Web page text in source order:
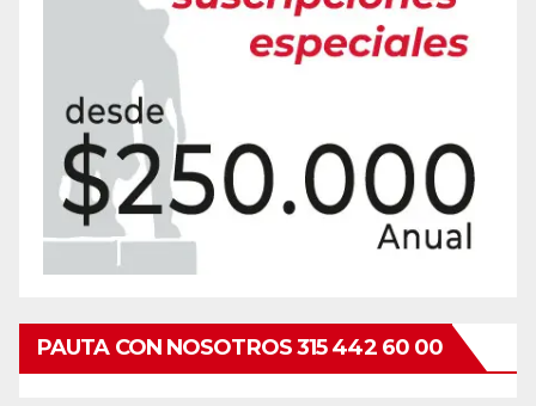
PAUTA CON NOSOTROS 315 442 60 00